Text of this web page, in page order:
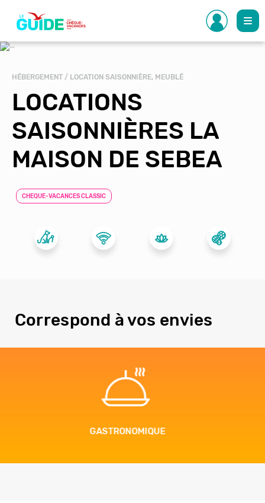
contenu
principal
HÉBERGEMENT / LOCATION SAISONNIÈRE, MEUBLÉ
LOCATIONS
SAISONNIÈRES LA
MAISON DE SEBEA
CHEQUE-VACANCES CLASSIC
Correspond à vos envies
EN FAMILLE